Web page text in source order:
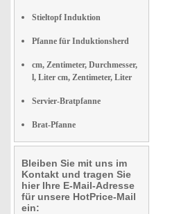
Stieltopf Induktion
Pfanne für Induktionsherd
cm, Zentimeter, Durchmesser,
l, Liter cm, Zentimeter, Liter
Servier-Bratpfanne
Brat-Pfanne
Bleiben Sie mit uns im
Kontakt und tragen Sie
hier Ihre E-Mail-Adresse
für unsere HotPrice-Mail
ein: